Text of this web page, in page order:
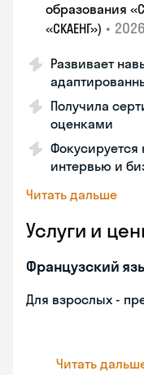
образования
«СКАЕНГ») •
Развивает
Получила
оценками
Фокусируется
интервью и
Читать дальше
Услуги и
Французский
Для взрослых -
Читать